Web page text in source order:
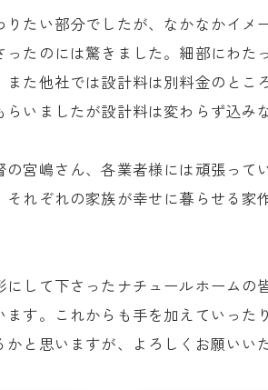
たい部分でしたが、なかなかイメ
たのには驚きました。細部にわ
た他社では設計料は別料金のと
いましたが設計料は変わらず込み
宮嶋さん、各業者様には頑張っ
れぞれの家族が幸せに暮らせる
して下さったナチュールホーム
す。これからも手を加えていっ
と思いますが、よろしくお願いい